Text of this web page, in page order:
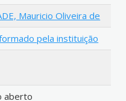
Mauricio Oliveira de
pela instituição
aberto